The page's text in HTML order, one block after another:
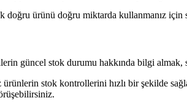
doğru ürünü doğru miktarda kullanmanız için
güncel stok durumu hakkında bilgi
stok kontrollerini hızlı bir şekilde